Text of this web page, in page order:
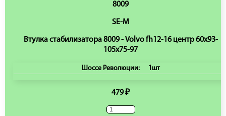
8009
SE-M
Втулка стабилизатора 8009 - Volvo fh12-16 центр 60x93-
105x75-97
Шоссе Революции: 1шт
479 ₽